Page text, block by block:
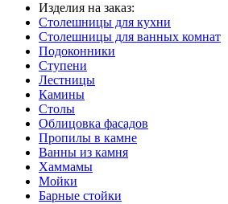
Изделия на заказ:
Столешницы для кухни
Столешницы для ванных комнат
Подоконники
Ступени
Лестницы
Камины
Столы
Облицовка фасадов
Пропилы в камне
Ванны из камня
Хаммамы
Мойки
Барные стойки